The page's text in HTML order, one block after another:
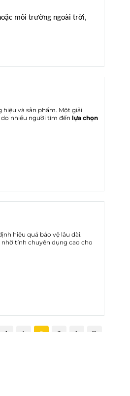
môi trường ngoài trời,
và sản phẩm. Một giải
do nhiều người tìm đếnlựa chọn
hiệu quả bảo vệ lâu dài.
tính chuyên dụng cao cho
1 2 3